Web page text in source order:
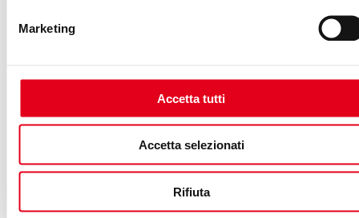
Marketing
Accetta tutti
Accetta selezionati
Rifiuta
definisce le tempistiche di consegna e
segnala eventuali costi aggiuntivi o servizi
opzionali.